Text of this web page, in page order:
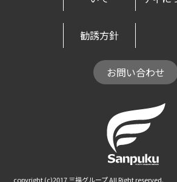
勧誘方針
お問い合わせ
copyright (c)2017 三福グループ All Right reserved.